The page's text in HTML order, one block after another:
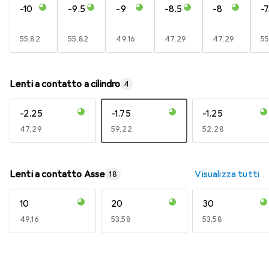
-10
EUR
55,82
-9.5
EUR
55,82
-9
EUR
49,16
-8.5
EUR
47,29
-8
EUR
47,29
-
Lenti a contatto a cilindro 4
-2.25
EUR
47,29
-1.75
EUR
59,22
-1.25
EUR
52,28
Lenti a contatto Asse 18 Visualizza tutti
10
EUR
49,16
20
EUR
53,58
30
EUR
53,58